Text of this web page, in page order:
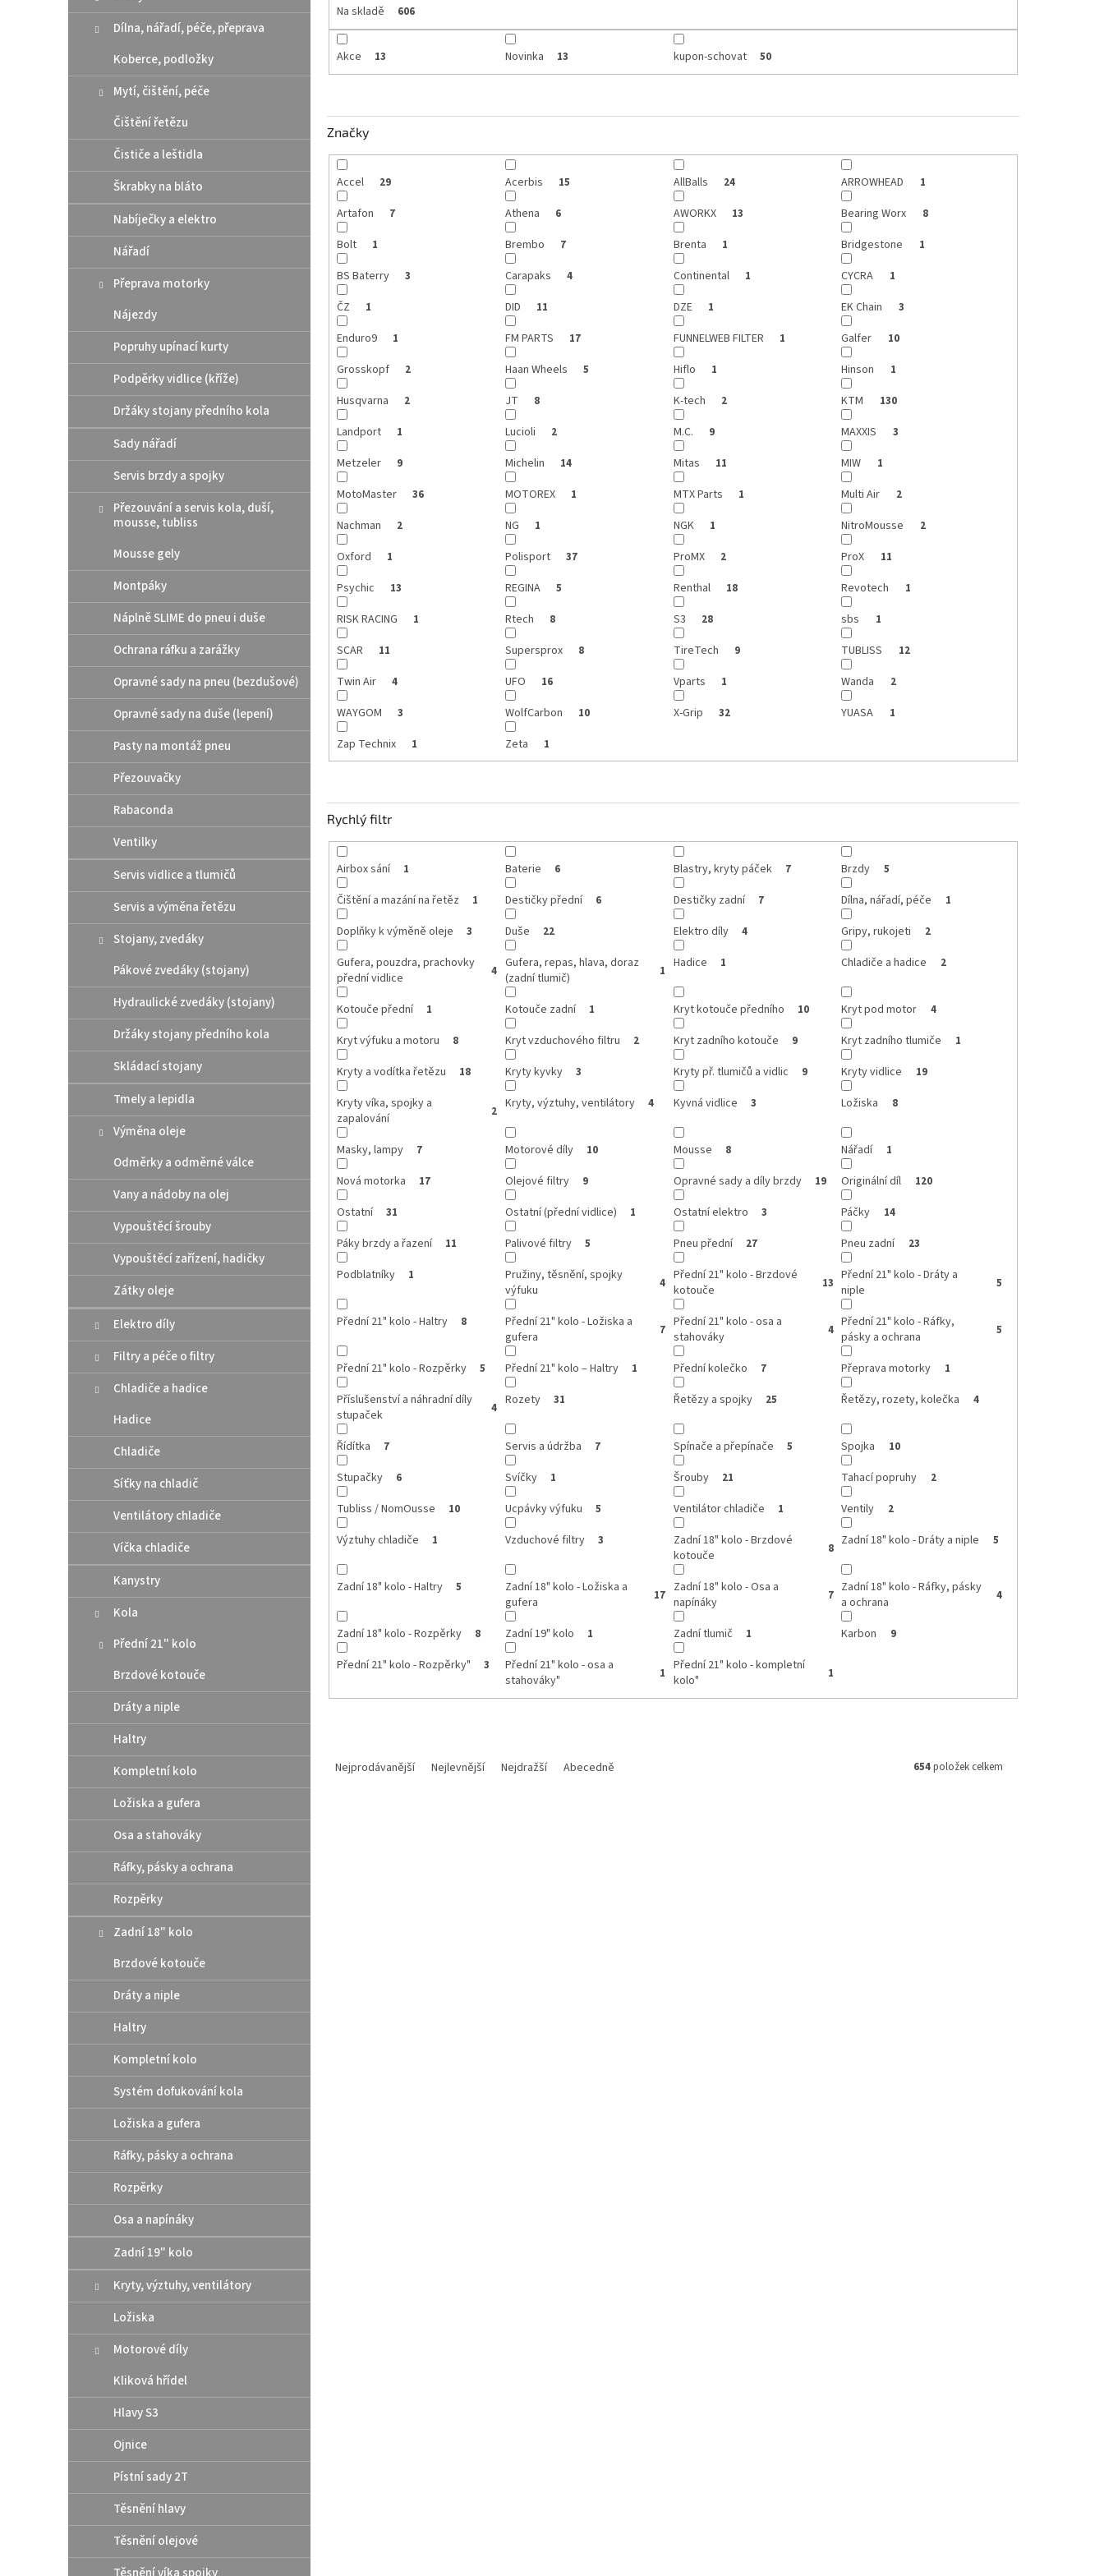
Dílna, nářadí, péče, přeprava
Koberce, podložky
Mytí, čištění, péče
Čištění řetězu
Čističe a leštidla
Škrabky na bláto
Nabíječky a elektro
Nářadí
Přeprava motorky
Nájezdy
Popruhy upínací kurty
Podpěrky vidlice (kříže)
Držáky stojany předního kola
Sady nářadí
Servis brzdy a spojky
Přezouvání a servis kola, duší,
mousse, tubliss
Mousse gely
Montpáky
Náplně SLIME do pneu i duše
Ochrana ráfku a zarážky
Opravné sady na pneu (bezdušové)
Opravné sady na duše (lepení)
Pasty na montáž pneu
Přezouvačky
Rabaconda
Ventilky
Servis vidlice a tlumičů
Servis a výměna řetězu
Stojany, zvedáky
Pákové zvedáky (stojany)
Hydraulické zvedáky (stojany)
Držáky stojany předního kola
Skládací stojany
Tmely a lepidla
Výměna oleje
Odměrky a odměrné válce
Vany a nádoby na olej
Vypouštěcí šrouby
Vypouštěcí zařízení, hadičky
Zátky oleje
Elektro díly
Filtry a péče o filtry
Chladiče a hadice
Hadice
Chladiče
Síťky na chladič
Ventilátory chladiče
Víčka chladiče
Kanystry
Kola
Přední 21" kolo
Brzdové kotouče
Dráty a niple
Haltry
Kompletní kolo
Ložiska a gufera
Osa a stahováky
Ráfky, pásky a ochrana
Rozpěrky
Zadní 18" kolo
Brzdové kotouče
Dráty a niple
Haltry
Kompletní kolo
Systém dofukování kola
Ložiska a gufera
Ráfky, pásky a ochrana
Rozpěrky
Osa a napínáky
Zadní 19" kolo
Kryty, výztuhy, ventilátory
Ložiska
Motorové díly
Kliková hřídel
Hlavy S3
Ojnice
Pístní sady 2T
Těsnění hlavy
Těsnění olejové
Na skladě 606
Akce 13 Novinka 13 kupon-schovat 50
Značky
Accel 29 Acerbis 15 AllBalls 24 ARROWHEAD 1
Artafon 7 Athena 6 AWORKX 13 Bearing Worx 8
Bolt 1 Brembo 7 Brenta 1 Bridgestone 1
BS Baterry 3 Carapaks 4 Continental 1 CYCRA 1
ČZ 1 DID 11 DZE 1 EK Chain 3
Enduro9 1 FM PARTS 17 FUNNELWEB FILTER 1 Galfer 10
Grosskopf 2 Haan Wheels 5 Hiflo 1 Hinson 1
Husqvarna 2 JT 8 K-tech 2 KTM 130
Landport 1 Lucioli 2 M.C. 9 MAXXIS 3
Metzeler 9 Michelin 14 Mitas 11 MIW 1
MotoMaster 36 MOTOREX 1 MTX Parts 1 Multi Air 2
Nachman 2 NG 1 NGK 1 NitroMousse 2
Oxford 1 Polisport 37 ProMX 2 ProX 11
Psychic 13 REGINA 5 Renthal 18 Revotech 1
RISK RACING 1 Rtech 8 S3 28 sbs 1
SCAR 11 Supersprox 8 TireTech 9 TUBLISS 12
Twin Air 4 UFO 16 Vparts 1 Wanda 2
WAYGOM 3 WolfCarbon 10 X-Grip 32 YUASA 1
Zap Technix 1 Zeta 1
Rychlý filtr
Airbox sání 1 Baterie 6 Blastry, kryty páček 7 Brzdy 5
Čištění a mazání na řetěz 1 Destičky přední 6 Destičky zadní 7 Dílna, nářadí, péče 1
Doplňky k výměně oleje 3 Duše 22 Elektro díly 4 Gripy, rukojeti 2
Gufera, pouzdra, prachovky
přední vidlice
4 Gufera, repas, hlava, doraz
(zadní tlumič)
1 Hadice 1 Chladiče a hadice 2
Kotouče přední 1 Kotouče zadní 1 Kryt kotouče předního 10 Kryt pod motor 4
Kryt výfuku a motoru 8 Kryt vzduchového filtru 2 Kryt zadního kotouče 9 Kryt zadního tlumiče 1
Kryty a vodítka řetězu 18 Kryty kyvky 3 Kryty př. tlumičů a vidlic 9 Kryty vidlice 19
Kryty víka, spojky a
zapalování
2 Kryty, výztuhy, ventilátory 4 Kyvná vidlice 3 Ložiska 8
Masky, lampy 7 Motorové díly 10 Mousse 8 Nářadí 1
Nová motorka 17 Olejové filtry 9 Opravné sady a díly brzdy 19 Originální díl 120
Ostatní 31 Ostatní (přední vidlice) 1 Ostatní elektro 3 Páčky 14
Páky brzdy a řazení 11 Palivové filtry 5 Pneu přední 27 Pneu zadní 23
Podblatníky 1
Pružiny, těsnění, spojky
výfuku
4 Přední 21" kolo - Brzdové
kotouče
13 Přední 21" kolo - Dráty a
niple
5
Přední 21" kolo - Haltry 8
Přední 21" kolo - Ložiska a
gufera
7 Přední 21" kolo - osa a
stahováky
4 Přední 21" kolo - Ráfky,
pásky a ochrana
5
Přední 21" kolo - Rozpěrky 5 Přední 21" kolo – Haltry 1 Přední kolečko 7 Přeprava motorky 1
Příslušenství a náhradní díly
stupaček
4 Rozety 31 Řetězy a spojky 25 Řetězy, rozety, kolečka 4
Řídítka 7 Servis a údržba 7 Spínače a přepínače 5 Spojka 10
Stupačky 6 Svíčky 1 Šrouby 21 Tahací popruhy 2
Tubliss / NomOusse 10 Ucpávky výfuku 5 Ventilátor chladiče 1 Ventily 2
Výztuhy chladiče 1 Vzduchové filtry 3
Zadní 18" kolo - Brzdové
kotouče
8 Zadní 18" kolo - Dráty a niple 5
Zadní 18" kolo - Haltry 5
Zadní 18" kolo - Ložiska a
gufera
17
Zadní 18" kolo - Osa a
napínáky
7 Zadní 18" kolo - Ráfky, pásky
a ochrana
4
Zadní 18" kolo - Rozpěrky 8 Zadní 19" kolo 1 Zadní tlumič 1 Karbon 9
Přední 21" kolo - Rozpěrky" 3
Přední 21" kolo - osa a
stahováky"
1
Přední 21" kolo - kompletní
kolo"
1
Nejprodávanější Nejlevnější Nejdražší Abecedně 654položek celkem